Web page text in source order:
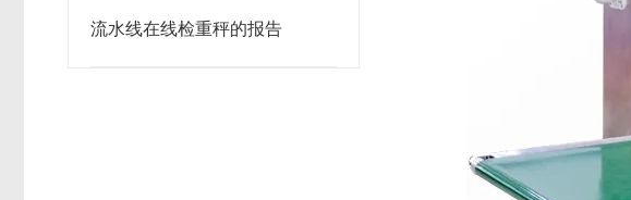
流水线在线检重秤的报告